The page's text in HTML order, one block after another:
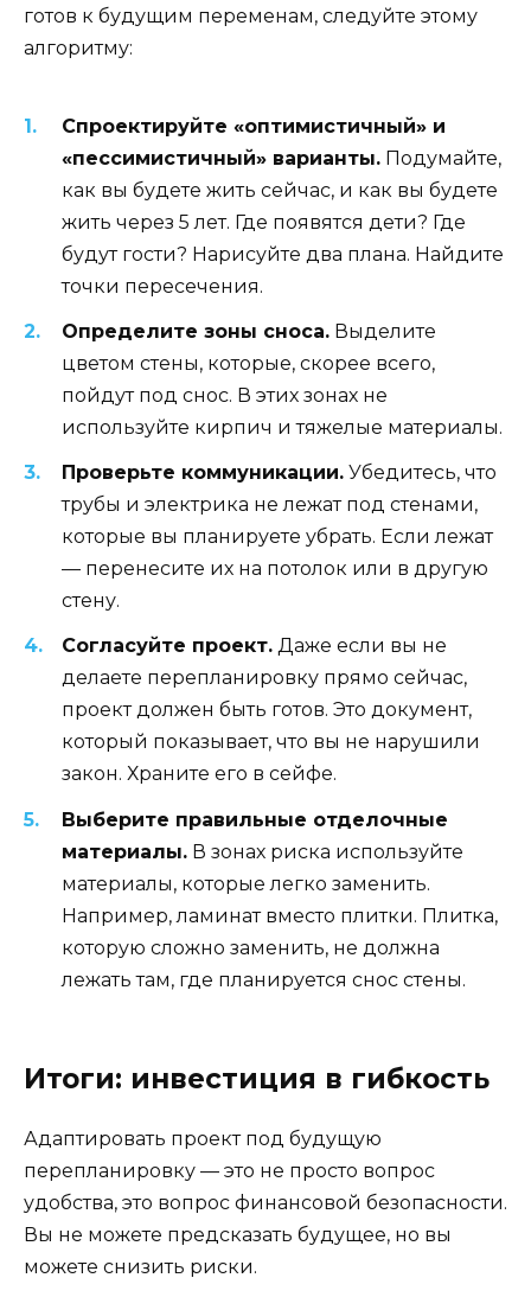
готов к будущим переменам, следуйте этому
алгоритму:
Спроектируйте «оптимистичный» и
«пессимистичный» варианты. Подумайте,
как вы будете жить сейчас, и как вы будете
жить через 5 лет. Где появятся дети? Где
будут гости? Нарисуйте два плана. Найдите
точки пересечения.
Определите зоны сноса. Выделите
цветом стены, которые, скорее всего,
пойдут под снос. В этих зонах не
используйте кирпич и тяжелые материалы.
Проверьте коммуникации. Убедитесь, что
трубы и электрика не лежат под стенами,
которые вы планируете убрать. Если лежат
— перенесите их на потолок или в другую
стену.
Согласуйте проект. Даже если вы не
делаете перепланировку прямо сейчас,
проект должен быть готов. Это документ,
который показывает, что вы не нарушили
закон. Храните его в сейфе.
Выберите правильные отделочные
материалы. В зонах риска используйте
материалы, которые легко заменить.
Например, ламинат вместо плитки. Плитка,
которую сложно заменить, не должна
лежать там, где планируется снос стены.
Итоги: инвестиция в гибкость
Адаптировать проект под будущую
перепланировку — это не просто вопрос
удобства, это вопрос финансовой безопасности.
Вы не можете предсказать будущее, но вы
можете снизить риски.